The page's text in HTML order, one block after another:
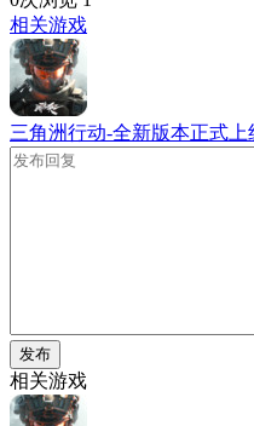
相关游戏
三角洲行动-全新版本正式上
发布
相关游戏